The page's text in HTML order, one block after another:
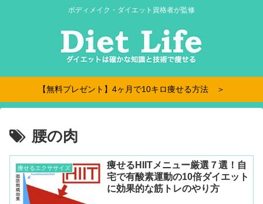
ボディメイク・ダイエット資格者が監修
【無料プレゼント】4ヶ月で10キロ痩せる方法 ＞
腰の肉
痩せるエクササイズ
痩せるHIITメニュー厳選７選！自
宅で有酸素運動の10倍ダイエット
に効果的な筋トレのやり方